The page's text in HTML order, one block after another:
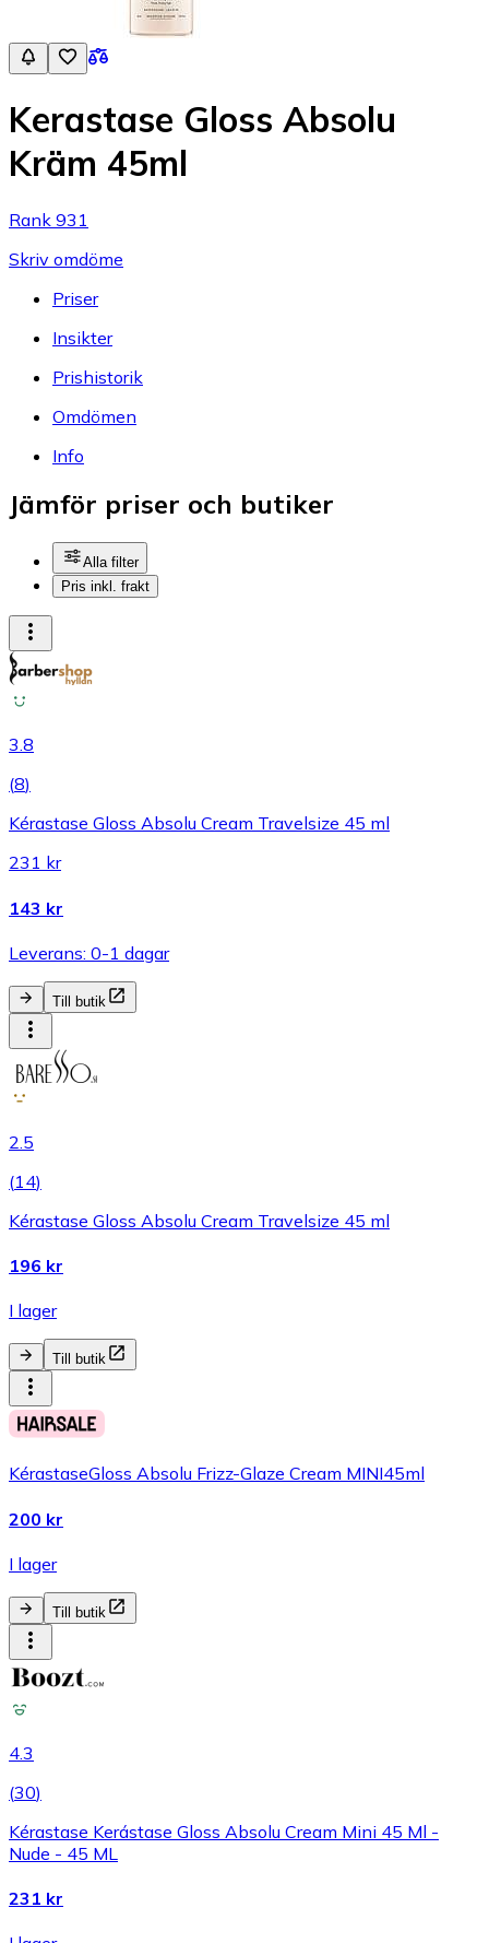
Kerastase Gloss Absolu
Kräm 45ml
Rank 931
Skriv omdöme
Priser
Insikter
Prishistorik
Omdömen
Info
Jämför priser och butiker
Alla filter
Pris inkl. frakt
3.8
(8)
Kérastase Gloss Absolu Cream Travelsize 45 ml
231 kr
143 kr
Leverans: 0-1 dagar
Till butik
2.5
(14)
Kérastase Gloss Absolu Cream Travelsize 45 ml
196 kr
I lager
Till butik
KérastaseGloss Absolu Frizz-Glaze Cream MINI45ml
200 kr
I lager
Till butik
4.3
(30)
Kérastase Kerástase Gloss Absolu Cream Mini 45 Ml -
Nude - 45 ML
231 kr